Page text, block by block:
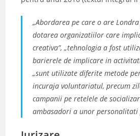
„Abordarea pe care o are
dotarea organizatiilor care
creativa”, „tehnologia a fost
barierele de implicare in
„sunt utilizate diferite metode
incuraja voluntariatul, precum
campanii pe retelele de
ambasadori a unor personalitati